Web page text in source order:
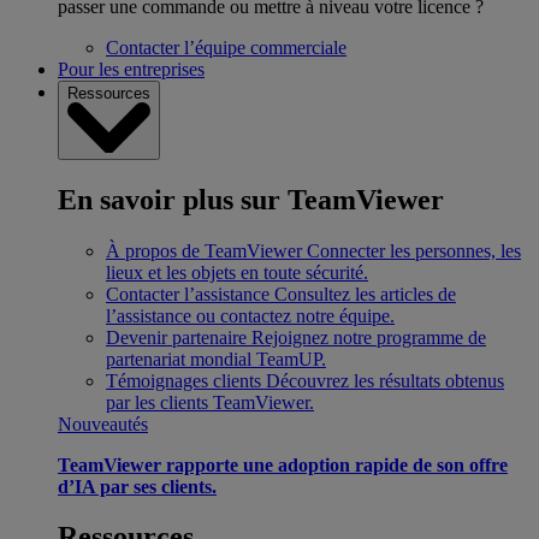
passer une commande ou mettre à niveau votre licence ?
Contacter l’équipe commerciale
Pour les entreprises
Ressources
En savoir plus sur TeamViewer
À propos de TeamViewer Connecter les personnes, les
lieux et les objets en toute sécurité.
Contacter l’assistance Consultez les articles de
l’assistance ou contactez notre équipe.
Devenir partenaire Rejoignez notre programme de
partenariat mondial TeamUP.
Témoignages clients Découvrez les résultats obtenus
par les clients TeamViewer.
Nouveautés
TeamViewer rapporte une adoption rapide de son offre
d’IA par ses clients.